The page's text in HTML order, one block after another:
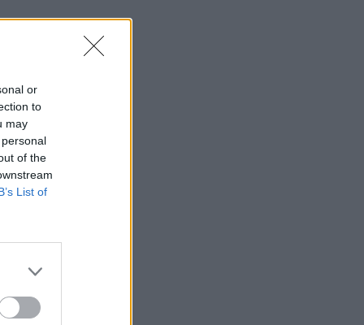
or
to
may
of the
List of